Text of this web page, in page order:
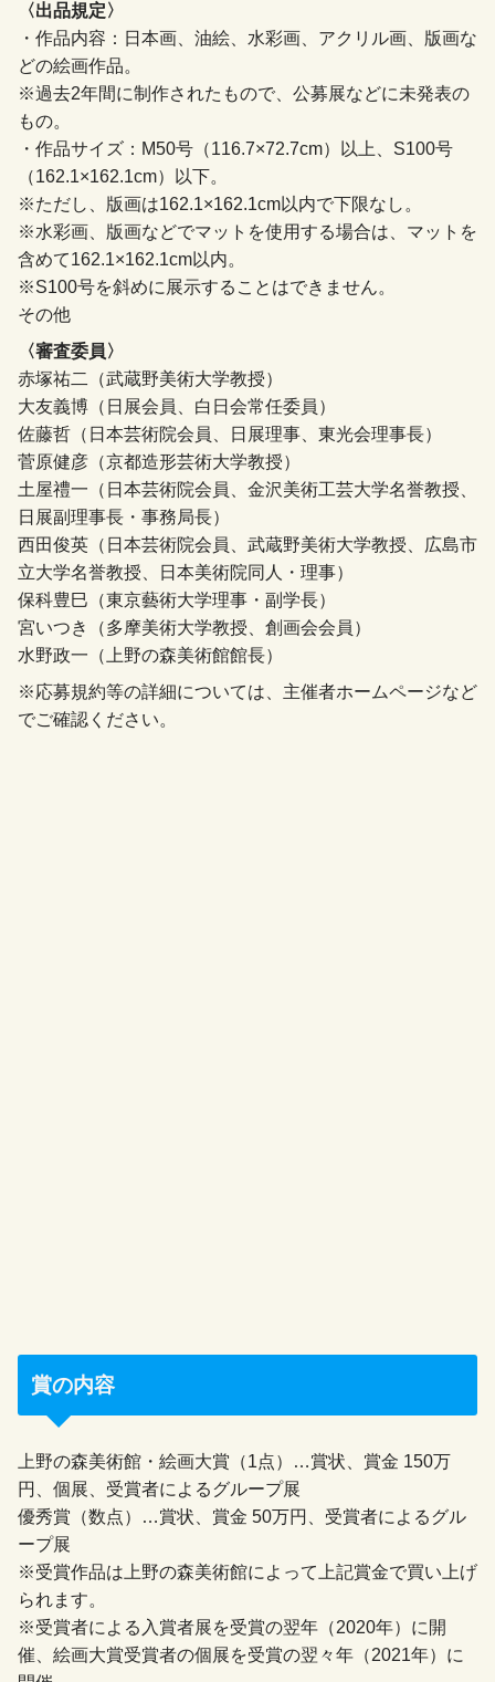
〈出品規定〉
・作品内容：日本画、油絵、水彩画、アクリル画、版画な
どの絵画作品。
※過去2年間に制作されたもので、公募展などに未発表の
もの。
・作品サイズ：M50号（116.7×72.7cm）以上、S100号
（162.1×162.1cm）以下。
※ただし、版画は162.1×162.1cm以内で下限なし。
※水彩画、版画などでマットを使用する場合は、マットを
含めて162.1×162.1cm以内。
※S100号を斜めに展示することはできません。
その他
〈審査委員〉
赤塚祐二（武蔵野美術大学教授）
大友義博（日展会員、白日会常任委員）
佐藤哲（日本芸術院会員、日展理事、東光会理事長）
菅原健彦（京都造形芸術大学教授）
土屋禮一（日本芸術院会員、金沢美術工芸大学名誉教授、
日展副理事長・事務局長）
西田俊英（日本芸術院会員、武蔵野美術大学教授、広島市
立大学名誉教授、日本美術院同人・理事）
保科豊巳（東京藝術大学理事・副学長）
宮いつき（多摩美術大学教授、創画会会員）
水野政一（上野の森美術館館長）
※応募規約等の詳細については、主催者ホームページなど
でご確認ください。
賞の内容
上野の森美術館・絵画大賞（1点）…賞状、賞金 150万
円、個展、受賞者によるグループ展
優秀賞（数点）…賞状、賞金 50万円、受賞者によるグル
ープ展
※受賞作品は上野の森美術館によって上記賞金で買い上げ
られます。
※受賞者による入賞者展を受賞の翌年（2020年）に開
催、絵画大賞受賞者の個展を受賞の翌々年（2021年）に